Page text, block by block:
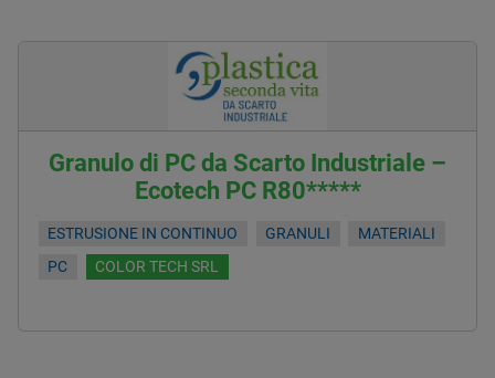
Granulo di PC da Scarto Industriale –
Ecotech PC R80*****
ESTRUSIONE IN CONTINUO GRANULI
MATERIALI
PC
COLOR TECH SRL